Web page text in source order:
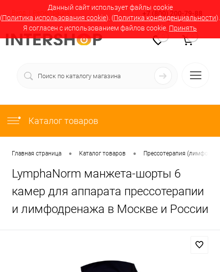
Данный сайт использует файлы cookie
(Политика использования cookie). (Политика конфиденциальности).
Я согласен с использованием файлов cookie. Принять
Вход Регистрация +7 (800) 200-79-88
Каталог товаров
Главная страница • Каталог товаров • Прессотерапия
LymphaNorm манжета-шорты 6
камер для аппарата прессотерапии
и лимфодренажа в Москве и России